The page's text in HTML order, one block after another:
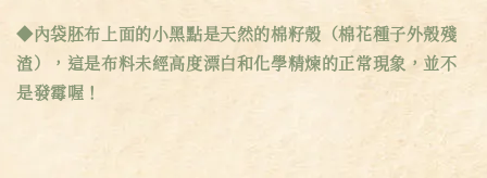
◆內袋胚布上面的小黑點是天然的棉籽殼（棉花種子外殼殘
渣），這是布料未經高度漂白和化學精煉的正常現象，並不
是發霉喔！